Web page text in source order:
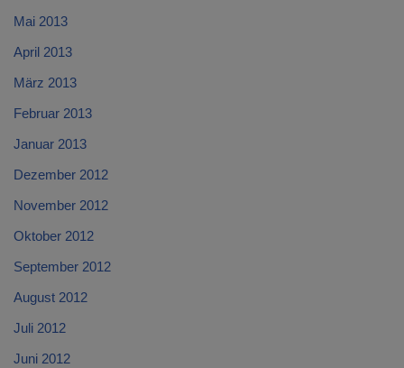
Mai 2013
April 2013
März 2013
Februar 2013
Januar 2013
Dezember 2012
November 2012
Oktober 2012
September 2012
August 2012
Juli 2012
Juni 2012